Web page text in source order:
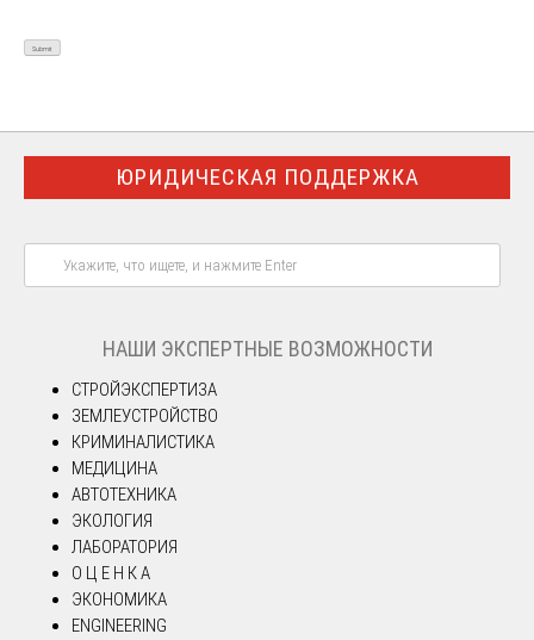
ЮРИДИЧЕСКАЯ ПОДДЕРЖКА
НАШИ ЭКСПЕРТНЫЕ ВОЗМОЖНОСТИ
СТРОЙЭКСПЕРТИЗА
ЗЕМЛЕУСТРОЙСТВО
КРИМИНАЛИСТИКА
МЕДИЦИНА
АВТОТЕХНИКА
ЭКОЛОГИЯ
ЛАБОРАТОРИЯ
О Ц Е Н К А
ЭКОНОМИКА
ENGINEERING